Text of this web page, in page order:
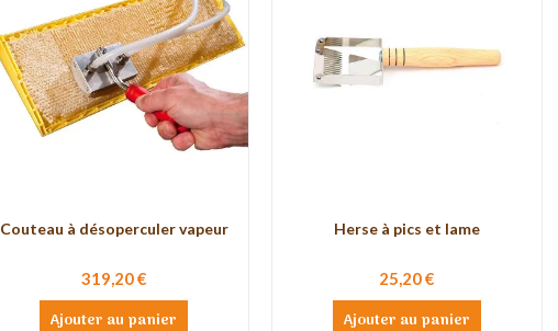
Couteau à désoperculer vapeur
319,20 €
Ajouter au panier
Herse à pics et lame
25,20 €
Ajouter au panier